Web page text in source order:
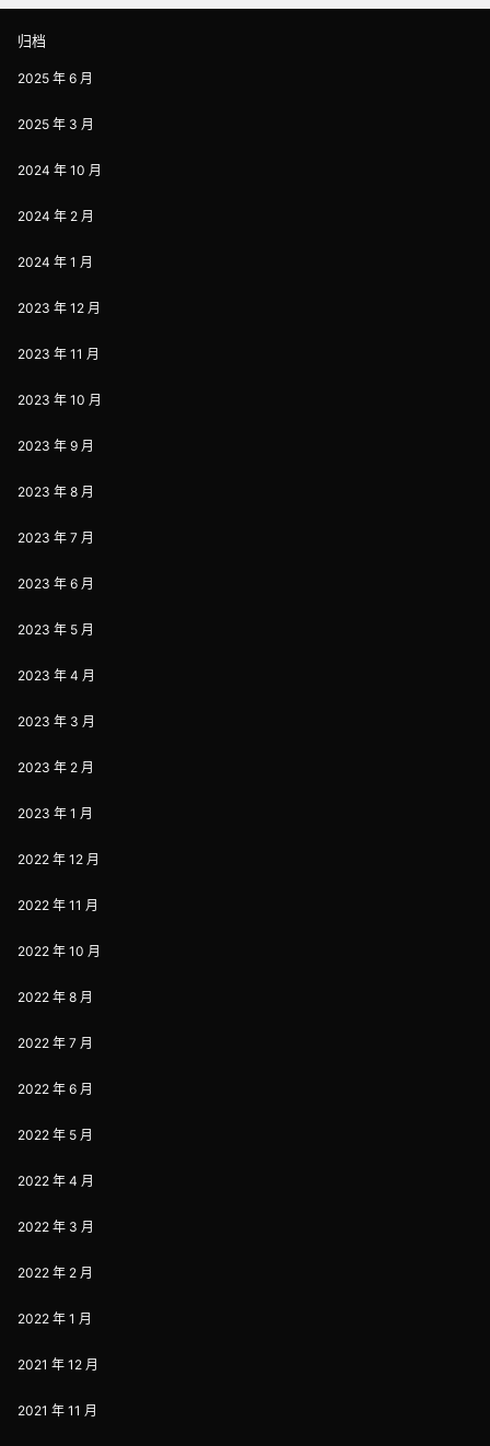
归档
2025 年 6 月
2025 年 3 月
2024 年 10 月
2024 年 2 月
2024 年 1 月
2023 年 12 月
2023 年 11 月
2023 年 10 月
2023 年 9 月
2023 年 8 月
2023 年 7 月
2023 年 6 月
2023 年 5 月
2023 年 4 月
2023 年 3 月
2023 年 2 月
2023 年 1 月
2022 年 12 月
2022 年 11 月
2022 年 10 月
2022 年 8 月
2022 年 7 月
2022 年 6 月
2022 年 5 月
2022 年 4 月
2022 年 3 月
2022 年 2 月
2022 年 1 月
2021 年 12 月
2021 年 11 月